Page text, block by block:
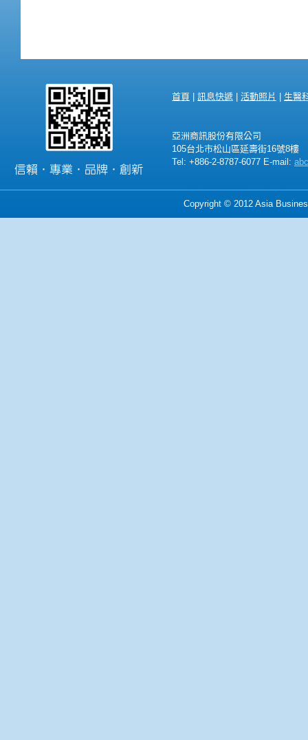
首頁 訊息快遞 活動照片 生醫
亞洲商訊股份有限公司
105台北市松山區延壽街16號8樓
Tel: +886-2-8787-6077 E-mail:
Copyright © 2012 Asia